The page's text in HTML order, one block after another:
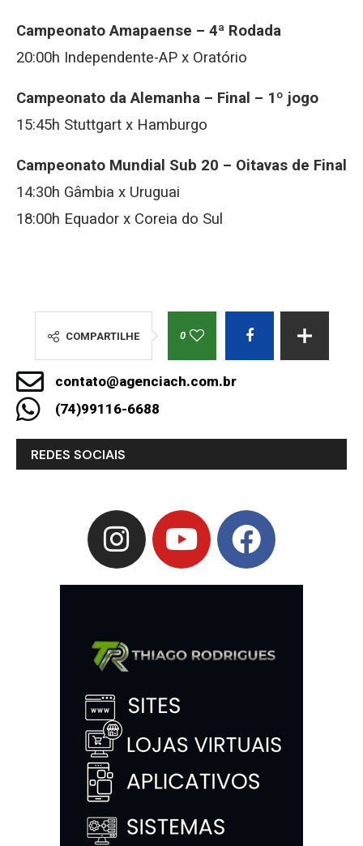
Campeonato Amapaense – 4ª Rodada
20:00h Independente-AP x Oratório
Campeonato da Alemanha – Final – 1º jogo
15:45h Stuttgart x Hamburgo
Campeonato Mundial Sub 20 – Oitavas de Final
14:30h Gâmbia x Uruguai
18:00h Equador x Coreia do Sul
COMPARTILHE 0
contato@agenciach.com.br
(74)99116-6688
REDES SOCIAIS